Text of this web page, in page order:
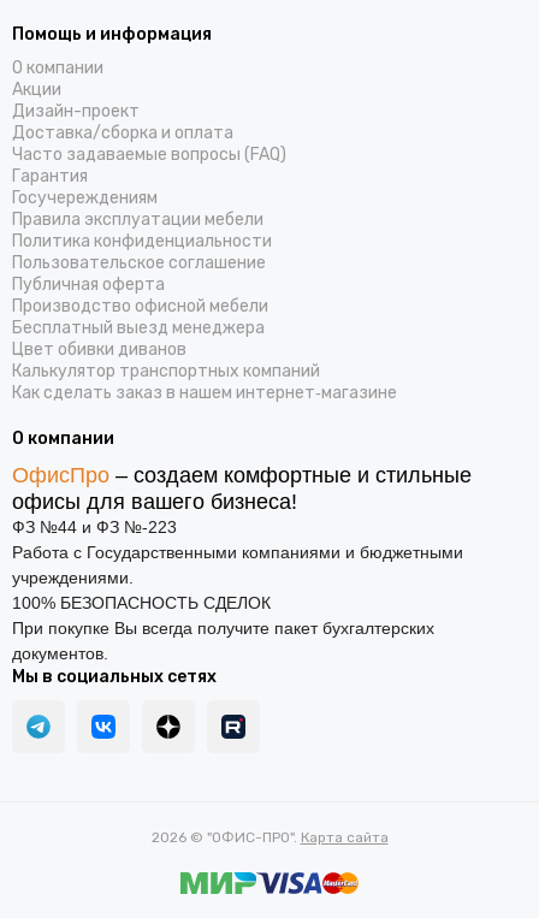
Помощь и информация
О компании
Акции
Дизайн-проект
Доставка/cборка и оплата
Часто задаваемые вопросы (FAQ)
Гарантия
Госучереждениям
Правила эксплуатации мебели
Политика конфиденциальности
Пользовательское соглашение
Публичная оферта
Производство офисной мебели
Бесплатный выезд менеджера
Цвет обивки диванов
Калькулятор транспортных компаний
Как сделать заказ в нашем интернет‑магазине
О компании
ОфисПро – создаем комфортные и стильные
офисы для вашего бизнеса!
ФЗ №44 и ФЗ №-223
Работа с Государственными компаниями и бюджетными
учреждениями.
100% БЕЗОПАСНОСТЬ СДЕЛОК
При покупке Вы всегда получите пакет бухгалтерских
документов.
Мы в социальных сетях
2026 © "ОФИС-ПРО". Карта сайта